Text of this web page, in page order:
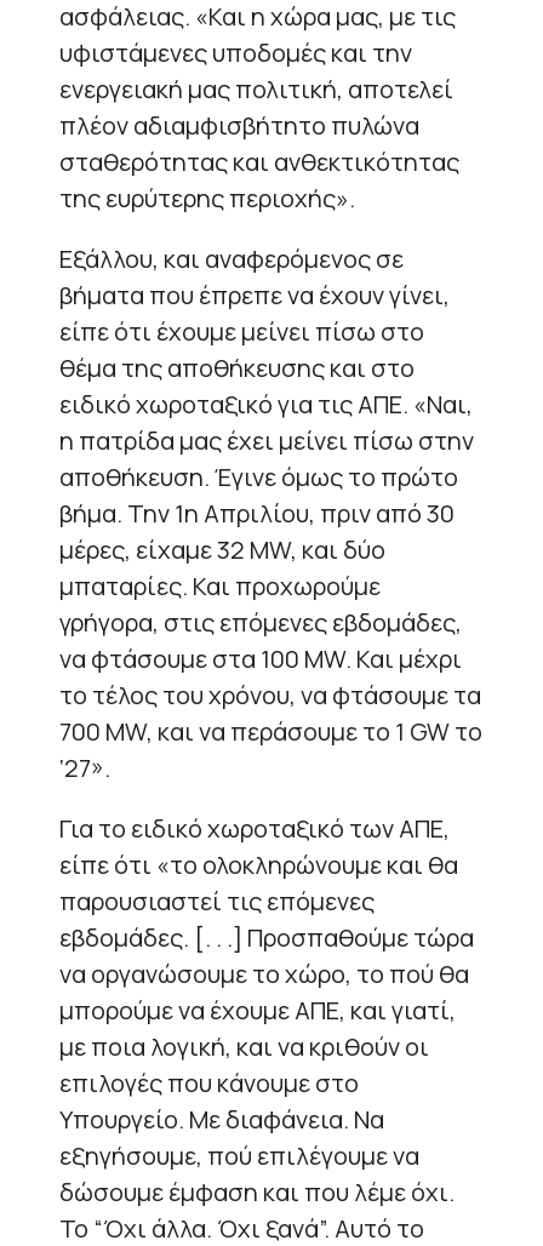
ασφάλειας. «Και η χώρα μας, με τις
υφιστάμενες υποδομές και την
ενεργειακή μας πολιτική, αποτελεί
πλέον αδιαμφισβήτητο πυλώνα
σταθερότητας και ανθεκτικότητας
της ευρύτερης περιοχής».
Εξάλλου, και αναφερόμενος σε
βήματα που έπρεπε να έχουν γίνει,
είπε ότι έχουμε μείνει πίσω στο
θέμα της αποθήκευσης και στο
ειδικό χωροταξικό για τις ΑΠΕ. «Ναι,
η πατρίδα μας έχει μείνει πίσω στην
αποθήκευση. Έγινε όμως το πρώτο
βήμα. Την 1η Απριλίου, πριν από 30
μέρες, είχαμε 32 ΜW, και δύο
μπαταρίες. Και προχωρούμε
γρήγορα, στις επόμενες εβδομάδες,
να φτάσουμε στα 100 ΜW. Και μέχρι
το τέλος του χρόνου, να φτάσουμε τα
700 MW, και να περάσουμε το 1 GW το
‘27».
Για το ειδικό χωροταξικό των ΑΠΕ,
είπε ότι «το ολοκληρώνουμε και θα
παρουσιαστεί τις επόμενες
εβδομάδες. [. . .] Προσπαθούμε τώρα
να οργανώσουμε το χώρο, το πού θα
μπορούμε να έχουμε ΑΠΕ, και γιατί,
με ποια λογική, και να κριθούν οι
επιλογές που κάνουμε στο
Υπουργείο. Με διαφάνεια. Να
εξηγήσουμε, πού επιλέγουμε να
δώσουμε έμφαση και που λέμε όχι.
Το “Όχι άλλα. Όχι ξανά”. Αυτό το